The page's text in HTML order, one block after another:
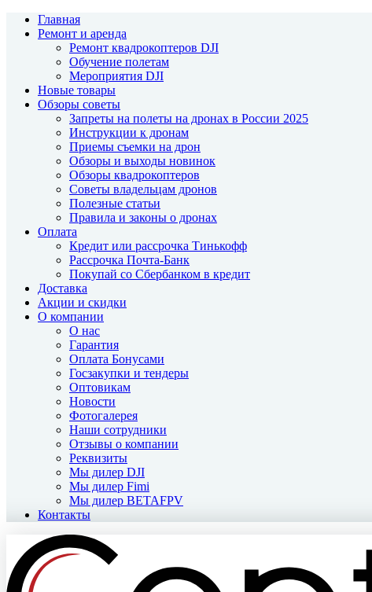
Главная
Ремонт и аренда
Ремонт квадрокоптеров DJI
Обучение полетам
Мероприятия DJI
Новые товары
Обзоры советы
Запреты на полеты на дронах в России 2025
Инструкции к дронам
Приемы съемки на дрон
Обзоры и выходы новинок
Обзоры квадрокоптеров
Советы владельцам дронов
Полезные статьи
Правила и законы о дронах
Оплата
Кредит или рассрочка Тинькофф
Рассрочка Почта-Банк
Покупай со Сбербанком в кредит
Доставка
Акции и скидки
О компании
О нас
Гарантия
Оплата Бонусами
Госзакупки и тендеры
Оптовикам
Новости
Фотогалерея
Наши сотрудники
Отзывы о компании
Реквизиты
Мы дилер DJI
Мы дилер Fimi
Мы дилер BETAFPV
Контакты